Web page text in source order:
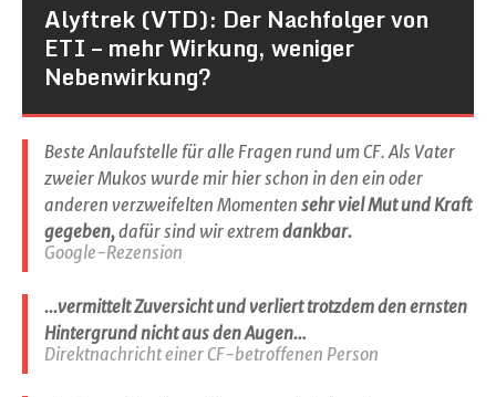
Alyftrek (VTD): Der Nachfolger von
ETI – mehr Wirkung, weniger
Nebenwirkung?
Beste Anlaufstelle für alle Fragen rund um CF. Als Vater
zweier Mukos wurde mir hier schon in den ein oder
anderen verzweifelten Momenten sehr viel Mut und Kraft
gegeben,dafür sind wir extremdankbar.
Google-Rezension
...vermittelt Zuversicht und verliert trotzdem den ernsten
Hintergrund nicht aus den Augen…
Direktnachricht einer CF-betroffenen Person